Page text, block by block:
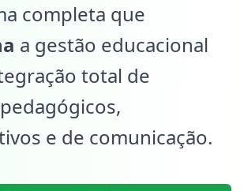
completa que
a gestão educacional
total de
e de comunicação.